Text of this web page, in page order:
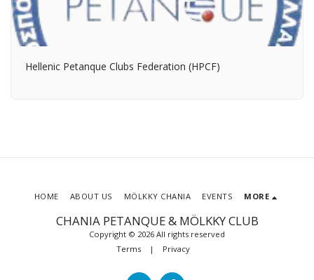
Hellenic Petanque Clubs Federation (HPCF)
CHANIA PETANQUE & MÖLKKY CLUB
Copyright © 2026 All rights reserved
Terms| Privacy
HOME ABOUT US MÖLKKY CHANIA EVENTS MORE